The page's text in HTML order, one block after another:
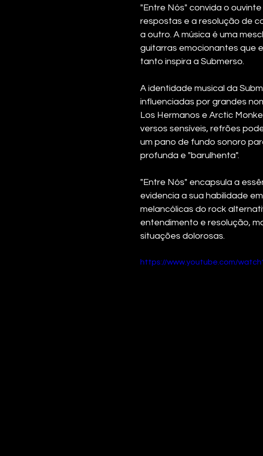
"Entre Nós" convida o
respostas e a resolução de
a outro. A música é uma
guitarras emocionantes que
tanto inspira a Submerso.
A identidade musical da
influenciadas por grandes
Los Hermanos e Arctic
versos sensíveis, refrões
um pano de fundo sonoro
profunda e "barulhenta".
"Entre Nós" encapsula a
evidencia a sua habilidade
melancólicas do rock
entendimento e resolução,
situações dolorosas.
https://www.youtube.com/